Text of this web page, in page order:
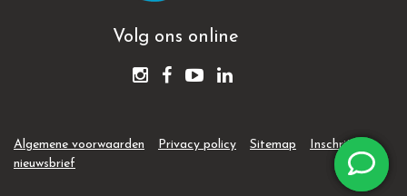
Volg ons online
Algemene voorwaarden Privacy policy Sitemap
Inschrijven
nieuwsbrief